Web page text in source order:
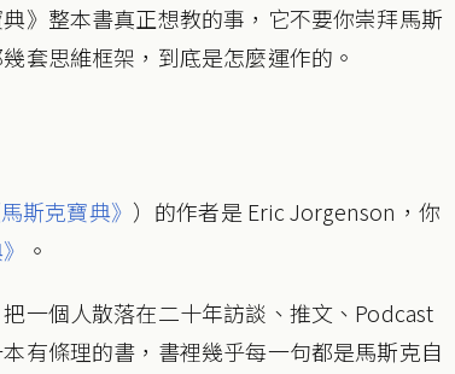
》整本書真正想教的事，它不要你崇拜馬斯
套思維框架，到底是怎麼運作的。
馬斯克寶典》 ）的作者是 Eric Jorgenson，你
。
一個人散落在二十年訪談、推文、Podcast
有條理的書，書裡幾乎每一句都是馬斯克自